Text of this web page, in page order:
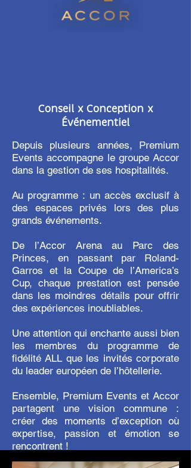
Conseil x Conception x
Événementiel
Depuis plusieurs années, Premium
Events accompagne le groupe Accor
dans la gestion de ses hospitalités.
Au programme : un accès exclusif à
des espaces privés lors des plus
grands événements.
De l’Accor Arena au Parc des
Princes, en passant par Roland-
Garros et la Coupe de l’America’s
Cup, chaque prestation est pensée
dans les moindres détails pour offrir
des expériences inoubliables.
Une attention qui enchante aussi bien
les membres du programme de
fidélité ALL que les invités corporate
du leader européen de l’hôtellerie.
Ensemble, Premium Events et Accor
partagent une vision commune :
créer des moments d’exception où
expertise, passion et émotion se
rencontrent !